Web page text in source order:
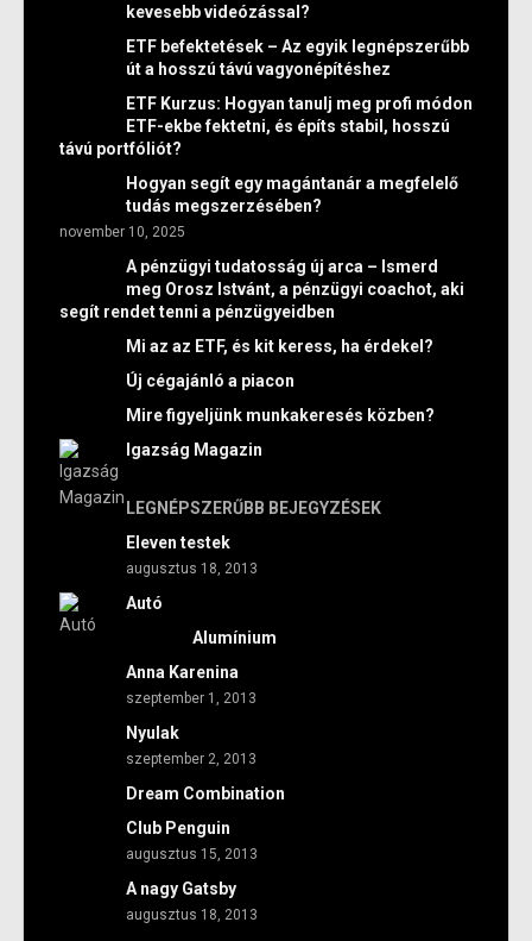
kevesebb videózással?
ETF befektetések – Az egyik legnépszerűbb
út a hosszú távú vagyonépítéshez
ETF Kurzus: Hogyan tanulj meg profi módon
ETF-ekbe fektetni, és építs stabil, hosszú
távú portfóliót?
Hogyan segít egy magántanár a megfelelő
tudás megszerzésében?
november 10, 2025
A pénzügyi tudatosság új arca – Ismerd
meg Orosz Istvánt, a pénzügyi coachot, aki
segít rendet tenni a pénzügyeidben
Mi az az ETF, és kit keress, ha érdekel?
Új cégajánló a piacon
Mire figyeljünk munkakeresés közben?
Igazság Magazin
LEGNÉPSZERŰBB BEJEGYZÉSEK
Eleven testek
augusztus 18, 2013
Autó
Alumínium
Anna Karenina
szeptember 1, 2013
Nyulak
szeptember 2, 2013
Dream Combination
Club Penguin
augusztus 15, 2013
A nagy Gatsby
augusztus 18, 2013